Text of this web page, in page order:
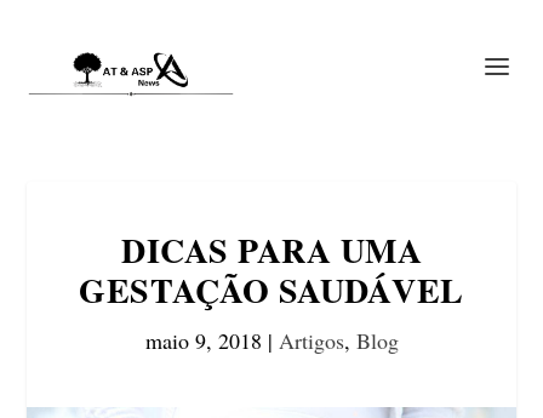
DICAS PARA UMA
GESTAÇÃO SAUDÁVEL
maio 9, 2018 | Artigos, Blog